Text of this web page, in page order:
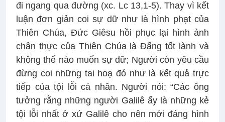
đi ngang qua đường (xc. Lc 13,1-5). Thay vì kết
luận đơn giản coi sự dữ như là hình phạt của
Thiên Chúa, Đức Giêsu hồi phục lại hình ảnh
chân thực của Thiên Chúa là Đấng tốt lành và
không thể nào muốn sự dữ; Người còn yêu cầu
đừng coi những tai hoạ đó như là kết quả trực
tiếp của tội lỗi cá nhân. Người nói: “Các ông
tưởng rằng những người Galilê ấy là những kẻ
tội lỗi nhất ở xứ Galilê cho nên mới đáng hình